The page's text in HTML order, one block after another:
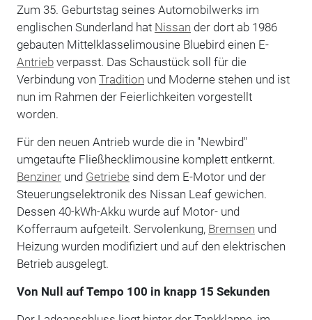
Zum 35. Geburtstag seines Automobilwerks im
englischen Sunderland hat Nissan der dort ab 1986
gebauten Mittelklasselimousine Bluebird einen E-
Antriebverpasst. Das Schaustück soll für die
Verbindung von Tradition und Moderne stehen und ist
nun im Rahmen der Feierlichkeiten vorgestellt
worden.
Für den neuen Antrieb wurde die in "Newbird"
umgetaufte Fließhecklimousine komplett entkernt.
Benzinerund Getriebe sind dem E-Motor und der
Steuerungselektronik des Nissan Leaf gewichen.
Dessen 40-kWh-Akku wurde auf Motor- und
Kofferraum aufgeteilt. Servolenkung, Bremsen und
Heizung wurden modifiziert und auf den elektrischen
Betrieb ausgelegt.
Von Null auf Tempo 100 in knapp 15 Sekunden